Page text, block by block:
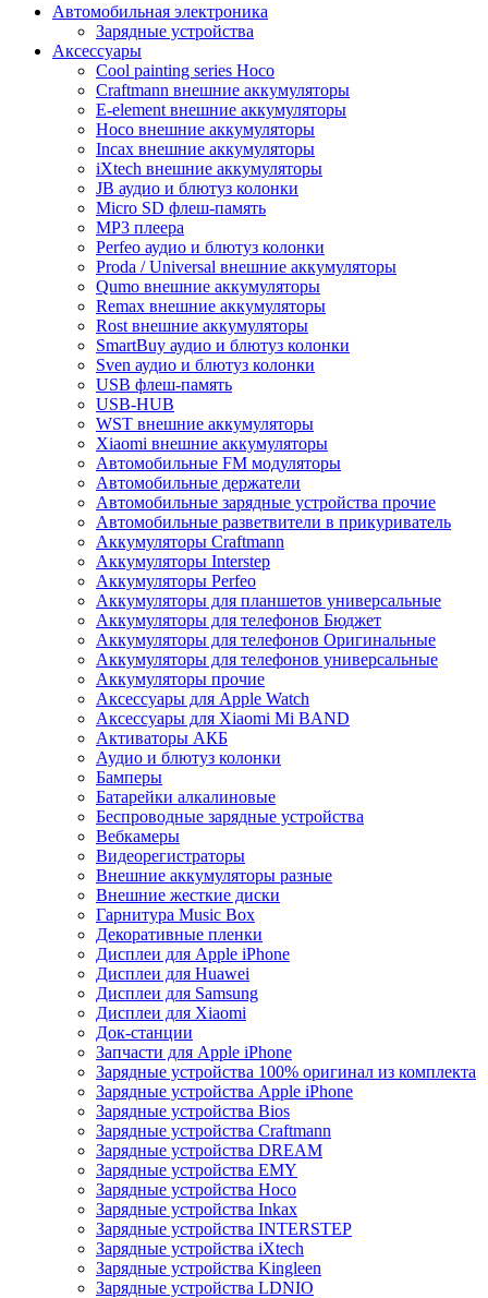
Автомобильная электроника
Зарядные устройства
Аксессуары
Cool painting series Hoco
Craftmann внешние аккумуляторы
E-element внешние аккумуляторы
Hoco внешние аккумуляторы
Incax внешние аккумуляторы
iXtech внешние аккумуляторы
JB аудио и блютуз колонки
Micro SD флеш-память
MP3 плеера
Perfeo аудио и блютуз колонки
Proda / Universal внешние аккумуляторы
Qumo внешние аккумуляторы
Remax внешние аккумуляторы
Rost внешние аккумуляторы
SmartBuy аудио и блютуз колонки
Sven аудио и блютуз колонки
USB флеш-память
USB-HUB
WST внешние аккумуляторы
Xiaomi внешние аккумуляторы
Автомобильные FM модуляторы
Автомобильные держатели
Автомобильные зарядные устройства прочие
Автомобильные разветвители в прикуриватель
Аккумуляторы Craftmann
Аккумуляторы Interstep
Аккумуляторы Perfeo
Аккумуляторы для планшетов универсальные
Аккумуляторы для телефонов Бюджет
Аккумуляторы для телефонов Оригинальные
Аккумуляторы для телефонов универсальные
Аккумуляторы прочие
Аксессуары для Apple Watch
Аксессуары для Xiaomi Mi BAND
Активаторы АКБ
Аудио и блютуз колонки
Бамперы
Батарейки алкалиновые
Беспроводные зарядные устройства
Вебкамеры
Видеорегистраторы
Внешние аккумуляторы разные
Внешние жесткие диски
Гарнитура Music Box
Декоративные пленки
Дисплеи для Apple iPhone
Дисплеи для Huawei
Дисплеи для Samsung
Дисплеи для Xiaomi
Док-станции
Запчасти для Apple iPhone
Зарядные устройства 100% оригинал из комплекта
Зарядные устройства Apple iPhone
Зарядные устройства Bios
Зарядные устройства Craftmann
Зарядные устройства DREAM
Зарядные устройства EMY
Зарядные устройства Hoco
Зарядные устройства Inkax
Зарядные устройства INTERSTEP
Зарядные устройства iXtech
Зарядные устройства Kingleen
Зарядные устройства LDNIO